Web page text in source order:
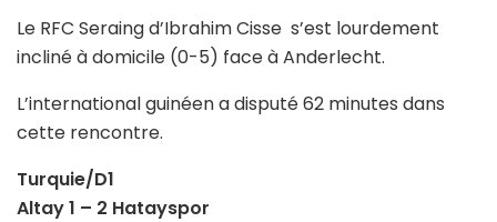
Le RFC Seraing d’Ibrahim Cisse s’est lourdement
incliné à domicile (0-5) face à Anderlecht.
L’international guinéen a disputé 62 minutes dans
cette rencontre.
Turquie/D1
Altay 1 – 2 Hatayspor